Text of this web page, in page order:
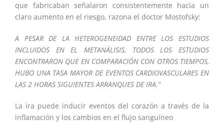
que fabricaban señalaron consistentemente hacia un
claro aumento en el riesgo, razona el doctor Mostofsky:
A PESAR DE LA HETEROGENEIDAD ENTRE LOS ESTUDIOS
INCLUIDOS EN EL METANÁLISIS, TODOS LOS ESTUDIOS
ENCONTRARON QUE EN COMPARACIÓN CON OTROS TIEMPOS,
HUBO UNA TASA MAYOR DE EVENTOS CARDIOVASCULARES EN
LAS 2 HORAS SIGUIENTES ARRANQUES DE IRA.”
La ira puede inducir eventos del corazón a través de la
inflamación y los cambios en el flujo sanguíneo